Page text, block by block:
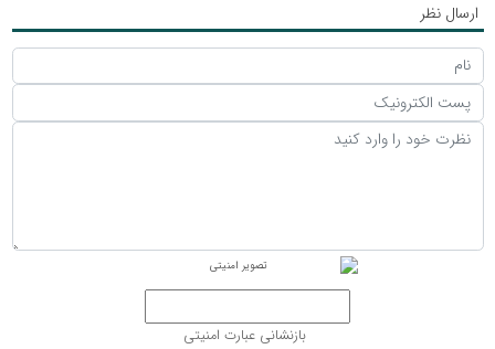
ارسال نظر
بازنشانی عبارت امنیتی